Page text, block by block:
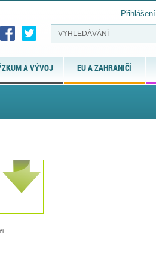
A VÝVOJ EU A ZAHRANIČÍ
Přihlášení